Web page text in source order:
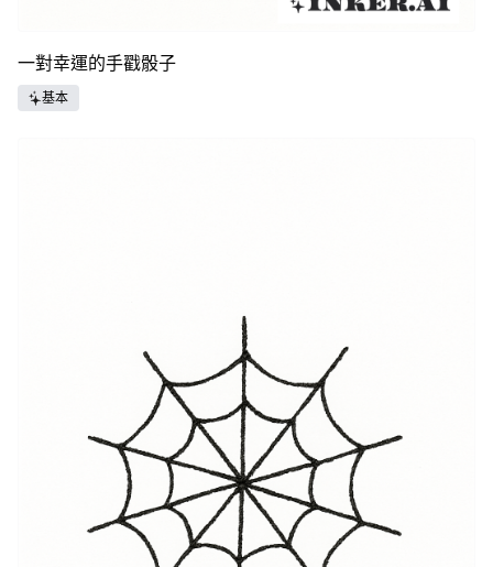
一對幸運的手戳骰子
基本